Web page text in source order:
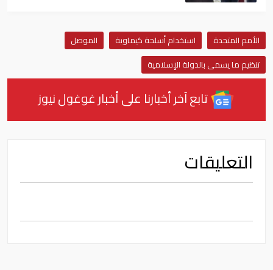
الأمم المتحدة استخدام أسلحة كيماوية
الموصل
تنظيم ما يسمى بالدولة الإسلامية
تابع آخر أخبارنا على أخبار غوغول نيوز
التعليقات